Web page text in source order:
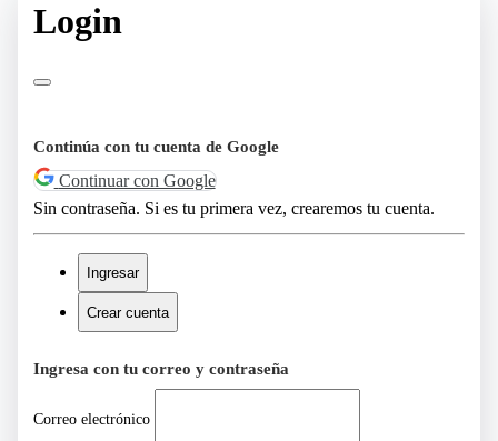
Login
Continúa con tu cuenta de Google
Continuar con Google
Sin contraseña. Si es tu primera vez, crearemos tu cuenta.
Ingresar
Crear cuenta
Ingresa con tu correo y contraseña
Correo electrónico